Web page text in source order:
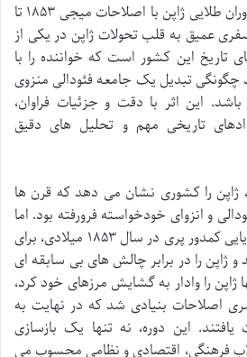
کتاب «تاریخ جدید ژاپن: دوران طلایی ژاپن با اصلاحات میجی ۱۸۵۳ تا
سفری عمیق به قلب تحولات ژاپن در یکی از
تاریخ این کشور است که خواننده را با
چگونگی تبدیل یک جامعه فئودالی منزوی
این اثر با دقت و جزئیات فراوان،
تاریخی مهم و تحلیل های دقیق
ژاپن را کشوری نشان می دهد که قرن ها
و انزوای خودخواسته فرورفته بود. اما
این انزوا، با ورود ناوگان دریایی کمدور پری در سال ۱۸۵۳ میلادی، برای
را در برابر چالش های بی سابقه ای
ژاپن را وادار به گشایش مرزهای خود کرد،
اصلاحات بنیادی شد که در نهایت به
این دوره، نه تنها یک بازسازی
فرهنگی، اقتصادی و نظامی محسوب می